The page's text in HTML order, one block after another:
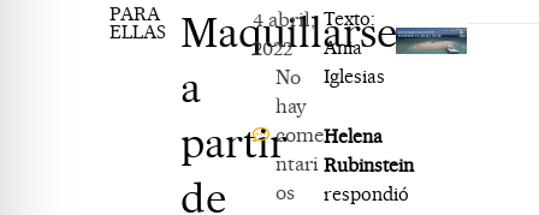
PARA
ELLAS
Maquillarse
a
partir
de
4 abril,
2022
No
hay
come
ntari
os
Texto:
Ania
Iglesias
Helena
Rubinstein
respondió